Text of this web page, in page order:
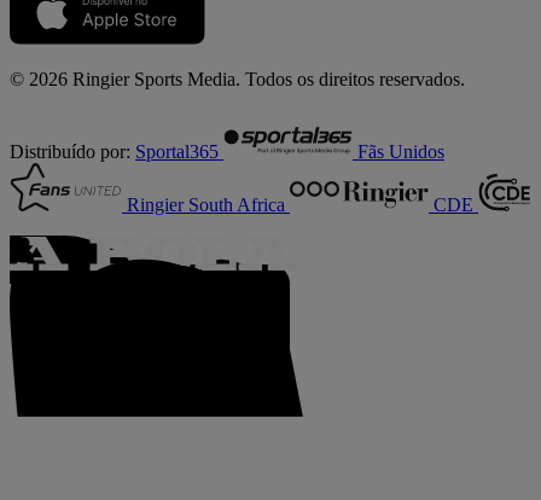
© 2026 Ringier Sports Media. Todos os direitos reservados.
Distribuído por: Sportal365 Fãs Unidos
Ringier South Africa CDE